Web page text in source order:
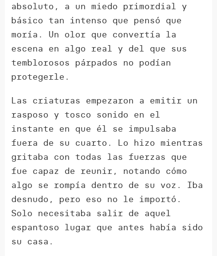
absoluto, a un miedo primordial y
básico tan intenso que pensó que
moría. Un olor que convertía la
escena en algo real y del que sus
temblorosos párpados no podían
protegerle.
Las criaturas empezaron a emitir un
rasposo y tosco sonido en el
instante en que él se impulsaba
fuera de su cuarto. Lo hizo mientras
gritaba con todas las fuerzas que
fue capaz de reunir, notando cómo
algo se rompía dentro de su voz. Iba
desnudo, pero eso no le importó.
Solo necesitaba salir de aquel
espantoso lugar que antes había sido
su casa.